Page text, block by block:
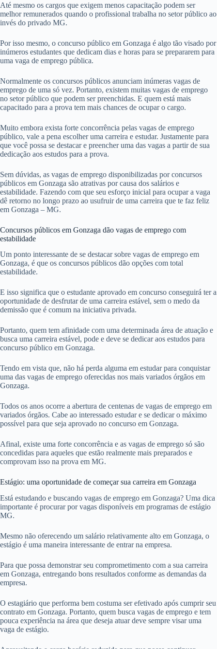
Até mesmo os cargos que exigem menos capacitação podem ser
melhor remunerados quando o profissional trabalha no setor público ao
invés do privado MG.
Por isso mesmo, o concurso público em Gonzaga é algo tão visado por
inúmeros estudantes que dedicam dias e horas para se prepararem para
uma vaga de emprego pública.
Normalmente os concursos públicos anunciam inúmeras vagas de
emprego de uma só vez. Portanto, existem muitas vagas de emprego
no setor público que podem ser preenchidas. E quem está mais
capacitado para a prova tem mais chances de ocupar o cargo.
Muito embora exista forte concorrência pelas vagas de emprego
público, vale a pena escolher uma carreira e estudar. Justamente para
que você possa se destacar e preencher uma das vagas a partir de sua
dedicação aos estudos para a prova.
Sem dúvidas, as vagas de emprego disponibilizadas por concursos
públicos em Gonzaga são atrativas por causa dos salários e
estabilidade. Fazendo com que seu esforço inicial para ocupar a vaga
dê retorno no longo prazo ao usufruir de uma carreira que te faz feliz
em Gonzaga – MG.
Concursos públicos em Gonzaga dão vagas de emprego com
estabilidade
Um ponto interessante de se destacar sobre vagas de emprego em
Gonzaga, é que os concursos públicos dão opções com total
estabilidade.
E isso significa que o estudante aprovado em concurso conseguirá ter a
oportunidade de desfrutar de uma carreira estável, sem o medo da
demissão que é comum na iniciativa privada.
Portanto, quem tem afinidade com uma determinada área de atuação e
busca uma carreira estável, pode e deve se dedicar aos estudos para
concurso público em Gonzaga.
Tendo em vista que, não há perda alguma em estudar para conquistar
uma das vagas de emprego oferecidas nos mais variados órgãos em
Gonzaga.
Todos os anos ocorre a abertura de centenas de vagas de emprego em
variados órgãos. Cabe ao interessado estudar e se dedicar o máximo
possível para que seja aprovado no concurso em Gonzaga.
Afinal, existe uma forte concorrência e as vagas de emprego só são
concedidas para aqueles que estão realmente mais preparados e
comprovam isso na prova em MG.
Estágio: uma oportunidade de começar sua carreira em Gonzaga
Está estudando e buscando vagas de emprego em Gonzaga? Uma dica
importante é procurar por vagas disponíveis em programas de estágio
MG.
Mesmo não oferecendo um salário relativamente alto em Gonzaga, o
estágio é uma maneira interessante de entrar na empresa.
Para que possa demonstrar seu comprometimento com a sua carreira
em Gonzaga, entregando bons resultados conforme as demandas da
empresa.
O estagiário que performa bem costuma ser efetivado após cumprir seu
contrato em Gonzaga. Portanto, quem busca vagas de emprego e tem
pouca experiência na área que deseja atuar deve sempre visar uma
vaga de estágio.